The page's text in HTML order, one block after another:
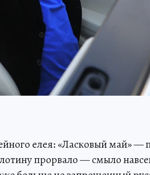
елея: «Ласковый май» —
прорвало — смыло